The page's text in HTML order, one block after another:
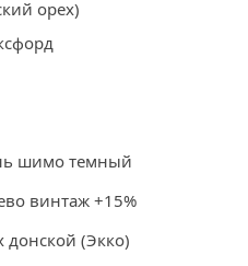
орех)
шимо темный
винтаж +15%
донской (Экко)